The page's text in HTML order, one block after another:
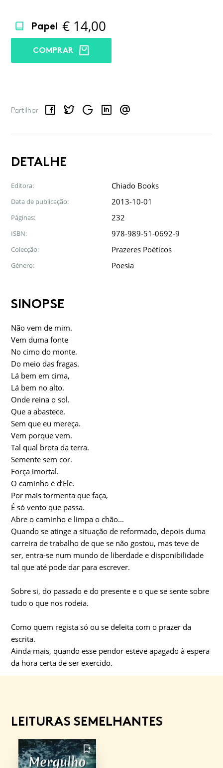
Papel € 14,00
COMPRAR
Partilhar
FacebookTwitterGoogle LinkedInEmail
DETALHE
Editora: Chiado Books
Data de publicação: 2013-10-01
Páginas: 232
ISBN: 978-989-51-0692-9
Colecção: Prazeres Poéticos
Género: Poesia
SINOPSE
Não vem de mim.
Vem duma fonte
No cimo do monte.
Do meio das fragas.
Lá bem em cima,
Lá bem no alto.
Onde reina o sol.
Que a abastece.
Sem que eu mereça.
Vem porque vem.
Tal qual brota da terra.
Semente sem cor.
Força imortal.
O caminho é d’Ele.
Por mais tormenta que faça,
É só vento que passa.
Abre o caminho e limpa o chão...
Quando se atinge a situação de reformado, depois duma
carreira de trabalho de que se não gostou, mas teve de
ser, entra-se num mundo de liberdade e disponibilidade
tal que até pode dar para escrever.
Sobre si, do passado e do presente e o que se sente sobre
tudo o que nos rodeia.
Como quem regista só ou se deleita com o prazer da
escrita.
Ainda mais, quando esse pendor esteve apagado à espera
da hora certa de ser exercido.
LEITURAS SEMELHANTES
FAVORITO